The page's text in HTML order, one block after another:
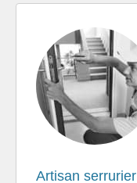
Artisan serrurier